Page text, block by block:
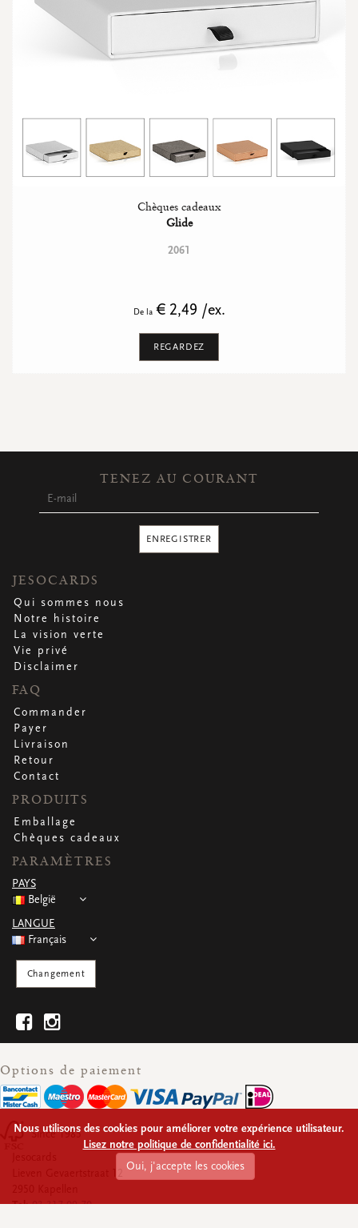
Chèques cadeaux
Glide
2061
De la€ 2,49 /ex.
REGARDEZ
TENEZ AU COURANT
ENREGISTRER
JESOCARDS
Qui sommes nous
Notre histoire
La vision verte
Vie privé
Disclaimer
FAQ
Commander
Payer
Livraison
Retour
Contact
PRODUITS
Emballage
Chèques cadeaux
PARAMÈTRES
PAYS
België
LANGUE
Français
Changement
Options de paiement
Since 1985
Tel: 03 317 09 70
Nous utilisons des cookies pour améliorer votre expérience utilisateur.
Lisez notre politique de confidentialité ici.
Oui, j'accepte les cookies